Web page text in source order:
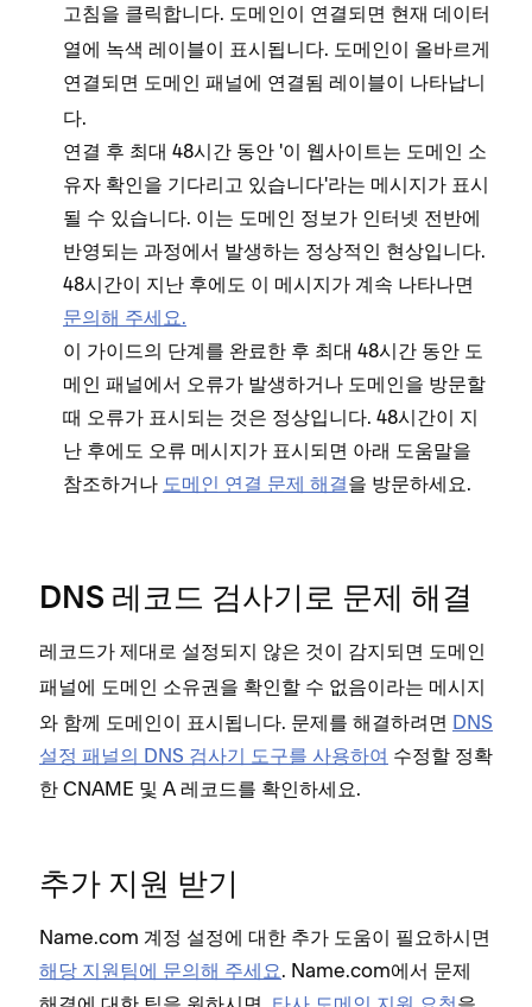
고침을 클릭합니다. 도메인이 연결되면 현재 데이터
열에 녹색 레이블이 표시됩니다. 도메인이 올바르게
연결되면 도메인 패널에 연결됨 레이블이 나타납니
다.
연결 후 최대 48시간 동안 '이 웹사이트는 도메인 소
유자 확인을 기다리고 있습니다'라는 메시지가 표시
될 수 있습니다. 이는 도메인 정보가 인터넷 전반에
반영되는 과정에서 발생하는 정상적인 현상입니다.
48시간이 지난 후에도 이 메시지가 계속 나타나면
문의해 주세요.
이 가이드의 단계를 완료한 후 최대 48시간 동안 도
메인 패널에서 오류가 발생하거나 도메인을 방문할
때 오류가 표시되는 것은 정상입니다. 48시간이 지
난 후에도 오류 메시지가 표시되면 아래 도움말을
참조하거나 도메인 연결 문제 해결을 방문하세요.
DNS 레코드 검사기로 문제 해결
레코드가 제대로 설정되지 않은 것이 감지되면 도메인
패널에 도메인 소유권을 확인할 수 없음이라는 메시지
와 함께 도메인이 표시됩니다. 문제를 해결하려면 DNS
설정 패널의 DNS 검사기 도구를 사용하여 수정할 정확
한 CNAME 및 A 레코드를 확인하세요.
추가 지원 받기
Name.com 계정 설정에 대한 추가 도움이 필요하시면
해당 지원팀에 문의해 주세요. Name.com에서 문제